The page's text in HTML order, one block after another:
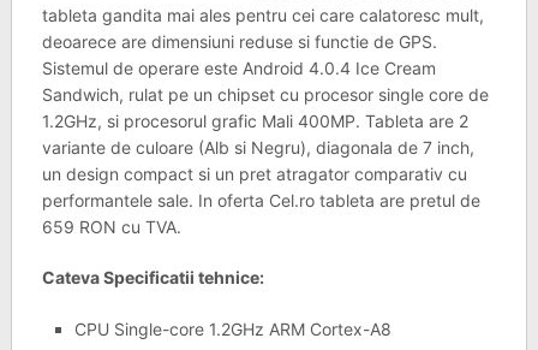
tableta gandita mai ales pentru cei care calatoresc mult,
deoarece are dimensiuni reduse si functie de GPS.
Sistemul de operare este Android 4.0.4 Ice Cream
Sandwich, rulat pe un chipset cu procesor single core de
1.2GHz, si procesorul grafic Mali 400MP. Tableta are 2
variante de culoare (Alb si Negru), diagonala de 7 inch,
un design compact si un pret atragator comparativ cu
performantele sale. In oferta Cel.ro tableta are pretul de
659 RON cu TVA.
Cateva Specificatii tehnice:
CPU Single-core 1.2GHz ARM Cortex-A8